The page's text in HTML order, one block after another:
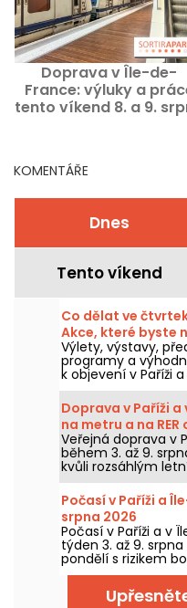
Doprava v Île-de-
France: výluky a
tento víkend 8. a 9.
KOMENTÁŘE
Dnes
Tento víkend
Co dělat ve
Akce, které byste
Výlety, výstavy,
programy a
k objevení v Paříži
čtvrtek 6. srpna
Doprava v Paříži
na metru a na
Veřejná doprava v
během 3. až 9.
kvůli rozsáhlým
zasahují některé
Počasí v Paříži a
srpna 2026
Počasí v Paříži a v
týden 3. až 9.
pondělí s rizikem
poklesnou, než se
slunečnější počasí.